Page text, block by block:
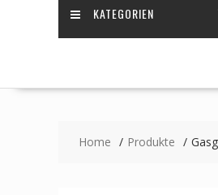
KATEGORIEN
Home Produkte